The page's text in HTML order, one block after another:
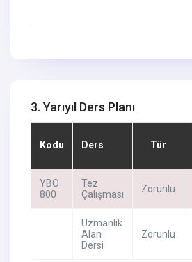
3. Yarıyıl Ders Planı
Kodu Ders Tür
YBO
800
Tez
Çalışması
Zorunlu
Uzmanlık
Alan
Dersi
Zorunlu